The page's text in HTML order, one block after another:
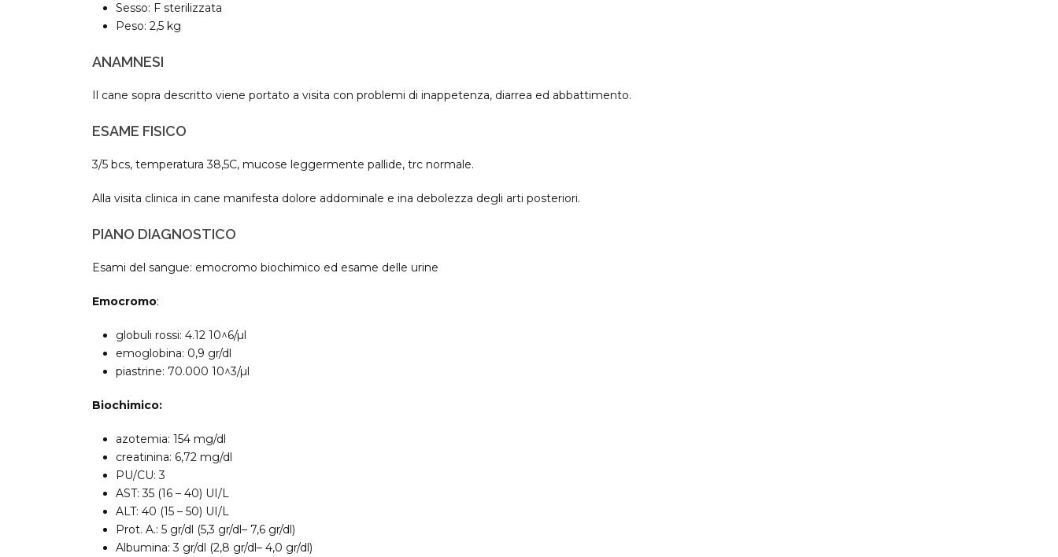
Sesso: F sterilizzata
Peso: 2,5 kg
ANAMNESI
Il cane sopra descritto viene portato a visita con problemi di inappetenza, diarrea ed abbattimento.
ESAME FISICO
3/5 bcs, temperatura 38,5C, mucose leggermente pallide, trc normale.
Alla visita clinica in cane manifesta dolore addominale e ina debolezza degli arti posteriori.
PIANO DIAGNOSTICO
Esami del sangue: emocromo biochimico ed esame delle urine
Emocromo:
globuli rossi: 4.12 10^6/µl
emoglobina: 0,9 gr/dl
piastrine: 70.000 10^3/µl
Biochimico:
azotemia: 154 mg/dl
creatinina: 6,72 mg/dl
PU/CU: 3
AST: 35 (16 – 40) UI/L
ALT: 40 (15 – 50) UI/L
Prot. A.: 5 gr/dl (5,3 gr/dl– 7,6 gr/dl)
Albumina: 3 gr/dl (2,8 gr/dl– 4,0 gr/dl)